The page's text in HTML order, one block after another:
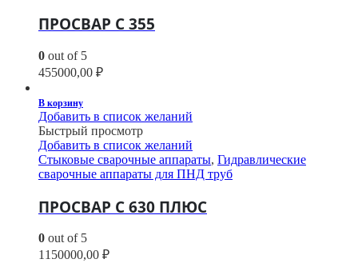
ПРОСВАР С 355
0 out of 5
455000,00 ₽
В корзину
Добавить в список желаний
Быстрый просмотр
Добавить в список желаний
Стыковые сварочные аппараты, Гидравлические
сварочные аппараты для ПНД труб
ПРОСВАР С 630 ПЛЮС
0 out of 5
1150000,00 ₽